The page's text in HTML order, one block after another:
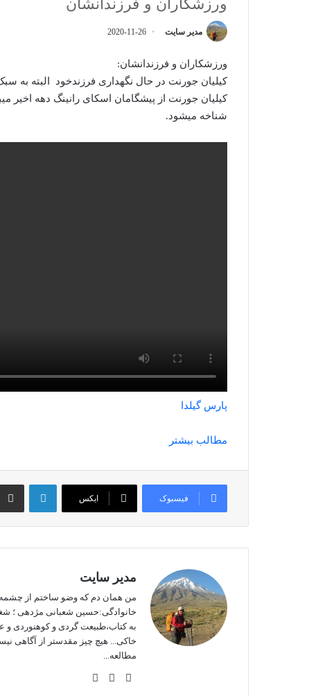
ورزشکاران و فرزندانشان
مدیر سایت 2020-11-26
ورزشکاران و فرزندانشان:
کیلیان جورنت در حال نگهداری فرزندخود البته به
کیلیان جورنت از پیشگامان اسکای رانینگ دهه اخیر
شناخه میشود.
پارس گیلدا
مطالب بیشتر
فیسبوک ایکس
لینکداین
مدیر سایت
من همان دم که وضو ساختم از چشمه
خانوادگی:حسین شعبانی مژدهی ؛
به کتاب،طبیعت گردی و کوهنوردی
خاکی... هیچ چیز مقدستر از آگاهی
مطالعه...
وبس
فی